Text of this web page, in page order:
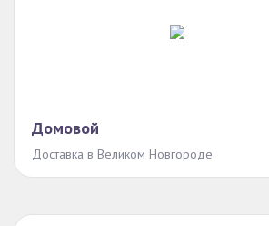
Домовой
Доставка в Великом Новгороде